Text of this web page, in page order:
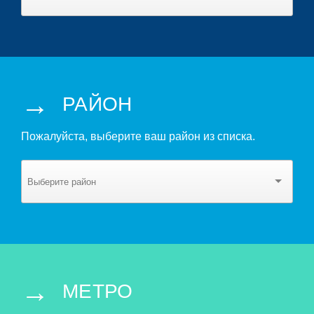
→ РАЙОН
Пожалуйста, выберите ваш район из списка.
→ МЕТРО